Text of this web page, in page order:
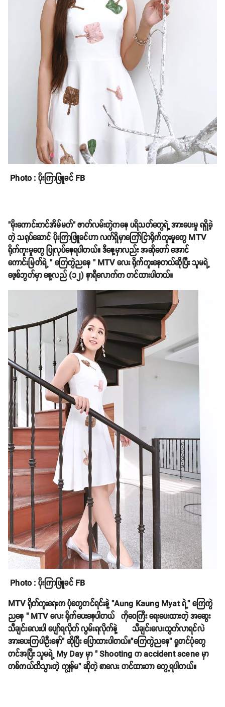
Photo : ပိုးကြာဖြူခင် FB
"မိုးကောင်းကင်အိမ်မက်" ဇာတ်လမ်းတွဲကနေ ပရိသတ်တွေရဲ့ အားပေးမှု ရရှိခဲ့
တဲ့ သရုပ်ဆောင် ပိုးကြာဖြူခင်ဟာ လက်ရှိမှာကြော်ငြာရိုက်ကူးမှုတွေ MTV
ရိုက်ကူးမှုတွေ ပြုလုပ်နေရပါတယ်။ ဒီနေ့မှာလည်း အဆိုတော် အောင်
ကောင်းမြတ်ရဲ့ " ကြေကွဲညနေ " MTV လေး ရိုက်ကူးနေတယ်ဆိုပြီး သူမရဲ့
ဖေ့စ်ဘွတ်မှာ နေ့လည် (၁၂) နာရီလောက်က တင်ထားပါတယ်။
Photo : ပိုးကြာဖြူခင် FB
MTV ရိုက်ကူးရေးက ပုံတွေတင်ရင်းနဲ့ "Aung Kaung Myat ရဲ့" ကြေကွဲ
ညနေ " MTV လေး ရိုက်ပေးနေပါတယ် ကိုဝေကြီး ရေးပေးထားတဲ့ အဆွေး
သီချင်းလေးပါ ပျော်ရလိုက် လွမ်းရလိုက်နဲ့ သီချင်းလေးထွက်လာရင်လဲ
အားပေးကြပါဦးနော်" ဆိုပြီး ပြောထားပါတယ်။"ကြေကွဲညနေ" ရှုတင်ပုံတွေ
တင်အပြီး သူမရဲ့ My Day မှာ " Shooting က accident scene မှာ
တစ်ကယ်ထိသွားတဲ့ ကျွန်မ" ဆိုတဲ့ စာလေး တင်ထားတာ တွေ့ရပါတယ်။